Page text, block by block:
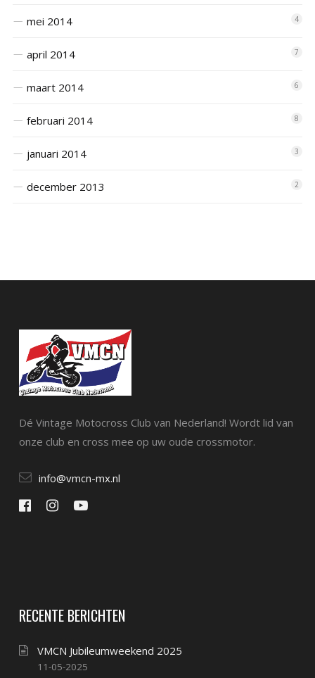
mei 2014 4
april 2014 7
maart 2014 6
februari 2014 8
januari 2014 3
december 2013 2
Dé Vintage Motocross Club van Nederland! Wordt lid van
onze club en cross mee op uw oude crossmotor.
info@vmcn-mx.nl
RECENTE BERICHTEN
VMCN Jubileumweekend 2025
11-05-2025